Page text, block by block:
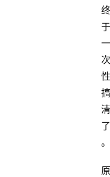
终
于
一
次
性
搞
清
了
。
原